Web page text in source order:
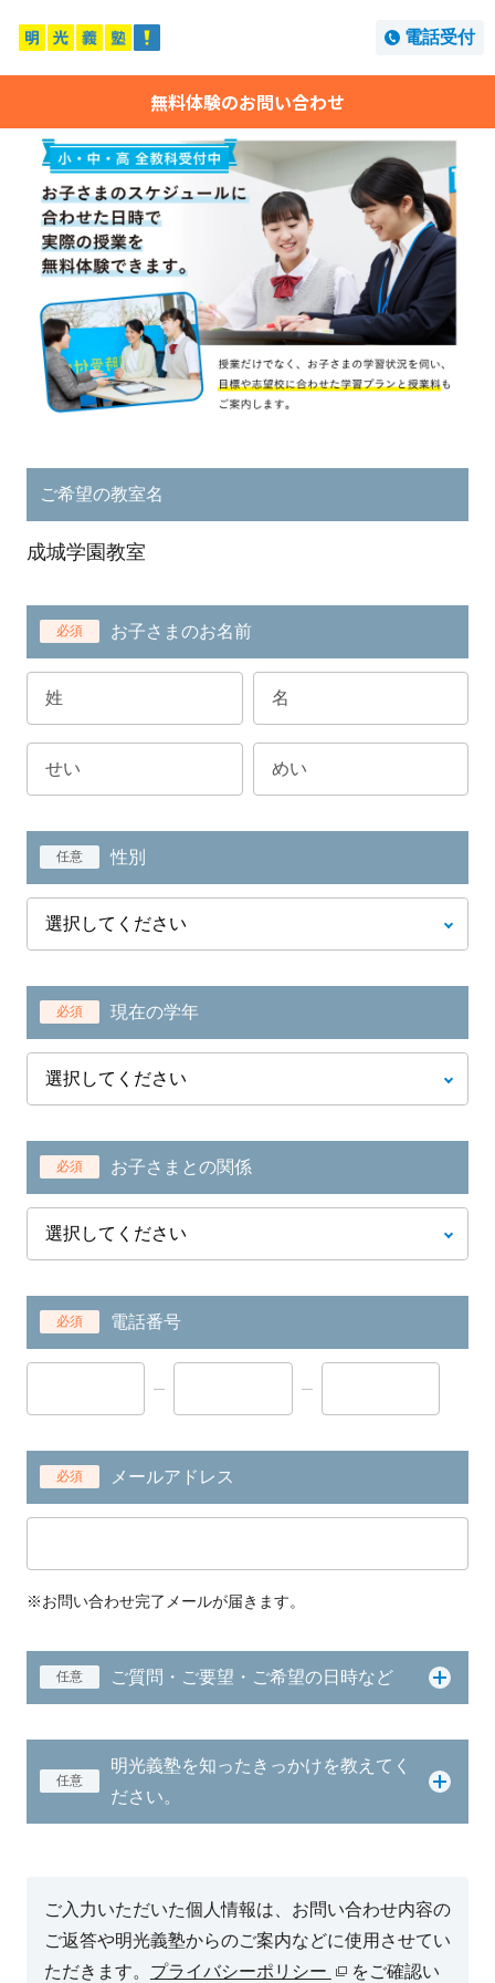
電話受付
無料体験のお問い合わせ
ご希望の教室名
成城学園教室
必須 お子さまのお名前
任意 性別
必須 現在の学年
必須 お子さまとの関係
必須 電話番号
必須 メールアドレス
※お問い合わせ完了メールが届きます。
任意 ご質問・ご要望・ご希望の日時など
任意
明光義塾を知ったきっかけを教えてく
ださい。
ご入力いただいた個人情報は、お問い合わせ内容の
ご返答や明光義塾からのご案内などに使用させてい
ただきます。 プライバシーポリシー をご確認い